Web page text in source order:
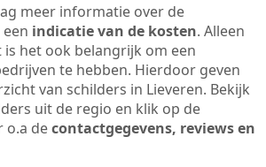
meer informatie over de
indicatie van de kosten. Alleen
het ook belangrijk om een
te hebben. Hierdoor geven
van schilders in Lieveren. Bekijk
uit de regio en klik op de
o.a decontactgegevens, reviews en